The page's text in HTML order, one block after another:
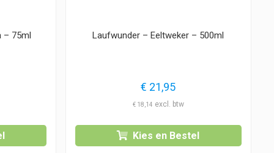
– 75ml Laufwunder – Eeltweker – 500ml
€ 21,95
€18,14
Kies en Bestel